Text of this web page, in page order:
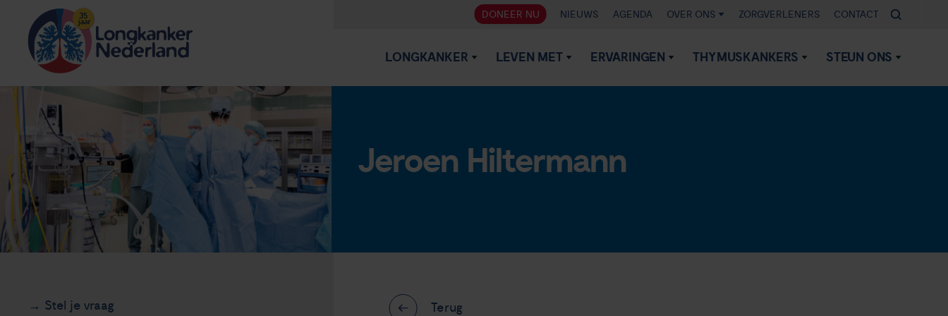
DONEER NU NIEUWS AGENDA OVER ONS ZORGVERLENERS CONTACT
LONGKANKER LEVEN MET ERVARINGEN THYMUSKANKERS STEUN ONS
Jeroen Hiltermann
Stel je vraag Terug